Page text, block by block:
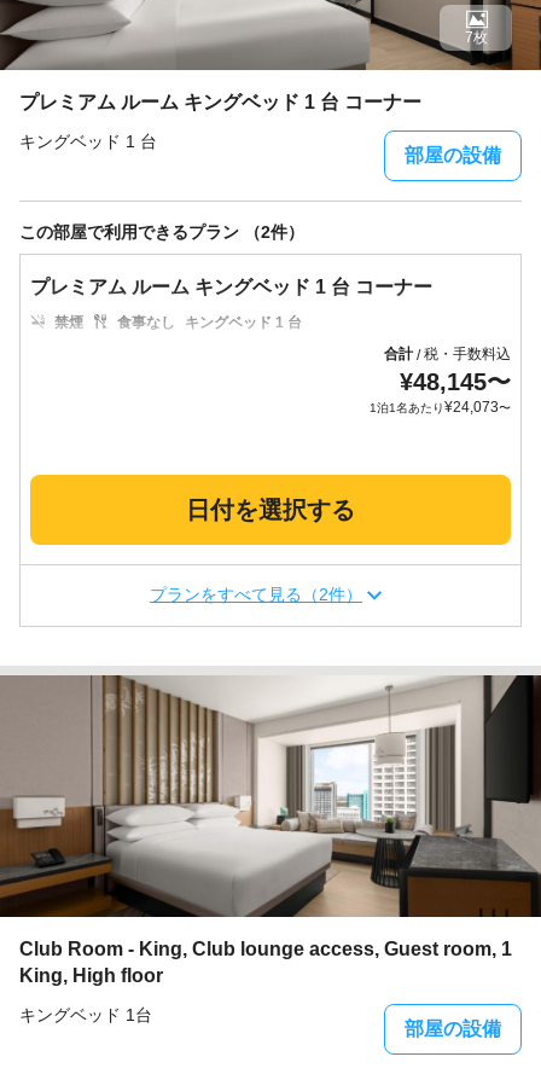
プレミアム ルーム キングベッド 1 台 コーナー
キングベッド 1 台
部屋の設備
7枚
この部屋で利用できるプラン （2件）
プレミアム ルーム キングベッド 1 台 コーナー
禁煙 食事なし
キングベッド 1 台
合計/税・手数料込
¥48,145〜
1泊1名あたり¥24,073〜
日付を選択する
プランをすべて見る（2件）
Club Room - King, Club lounge access, Guest room, 1
King, High floor
キングベッド 1台
部屋の設備